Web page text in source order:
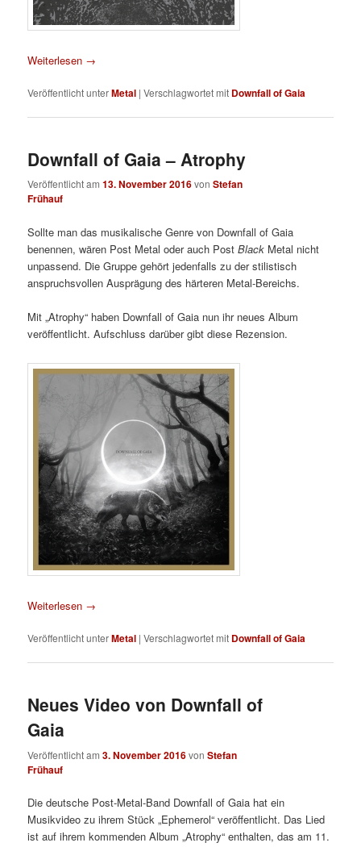
Weiterlesen →
Veröffentlicht unterMetal |Verschlagwortet mit Downfall of Gaia
Downfall of Gaia – Atrophy
Veröffentlicht am13. November 2016vonStefan
Frühauf
Sollte man das musikalische Genre von Downfall of Gaia
benennen, wären Post Metal oder auch PostBlack Metal nicht
unpassend. Die Gruppe gehört jedenfalls zu der stilistisch
anspruchsvollen Ausprägung des härteren Metal-Bereichs.
Mit „Atrophy“ haben Downfall of Gaia nun ihr neues Album
veröffentlicht. Aufschluss darüber gibt diese Rezension.
Weiterlesen →
Veröffentlicht unterMetal |Verschlagwortet mit Downfall of Gaia
Neues Video von Downfall of
Gaia
Veröffentlicht am3. November 2016vonStefan
Frühauf
Die deutsche Post-Metal-Band Downfall of Gaia hat ein
Musikvideo zu ihrem Stück „Ephemerol“ veröffentlicht. Das Lied
ist auf ihrem kommenden Album „Atrophy“ enthalten, das am 11.